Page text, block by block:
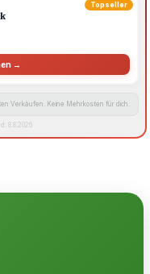
Topseller
→
Verkäufen. Keine Mehrkosten für dich.
8.8.2026